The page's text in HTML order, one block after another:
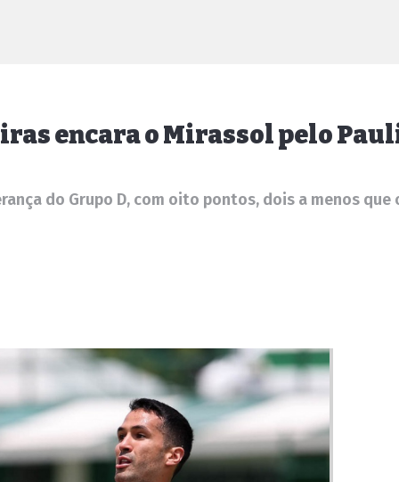
encara o Mirassol pelo
do Grupo D, com oito pontos, dois a menos